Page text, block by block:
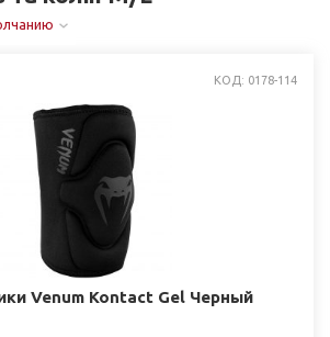
КОД: 0178-114
Venum Kontact Gel Черный